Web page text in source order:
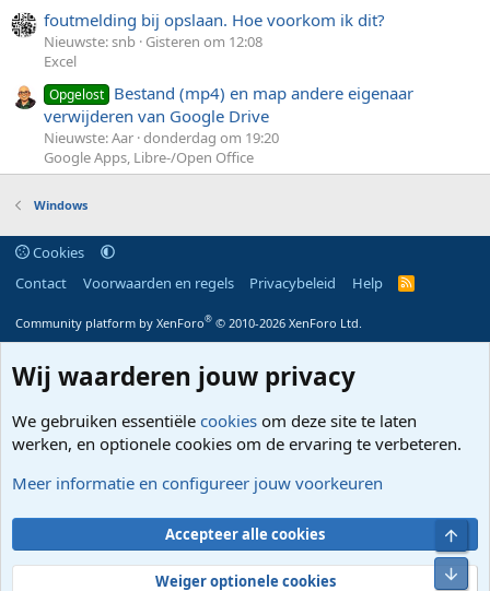
foutmelding bij opslaan. Hoe voorkom ik dit?
Nieuwste: snb Gisteren om 12:08
Excel
Opgelost Bestand (mp4) en map andere eigenaar
verwijderen van Google Drive
Nieuwste: Aar donderdag om 19:20
Google Apps, Libre-/Open Office
Windows
Cookies
Contact
Voorwaarden en regels Privacybeleid Help
R
S
Community platform by XenForo® © 2010-2026 XenForo Ltd.
Wij waarderen jouw privacy
We gebruiken essentiële cookies om deze site te laten
werken, en optionele cookies om de ervaring te verbeteren.
Meer informatie en configureer jouw voorkeuren
Accepteer alle cookies
Weiger optionele cookies